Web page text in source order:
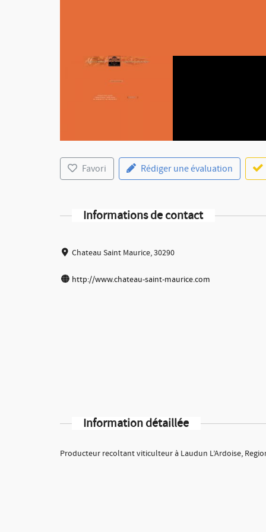
Favori Rédiger une évaluation
Informations de contact
Chateau Saint Maurice, 30290
http://www.chateau-saint-maurice.com
Information détaillée
Producteur recoltant viticulteur à Laudun L’Ardoise,